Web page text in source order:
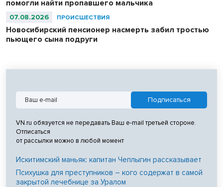
помогли найти пропавшего мальчика
07.08.2026 ПРОИСШЕСТВИЯ
Новосибирский пенсионер насмерть забил тростью
пьющего сына подруги
VN.ru обязуется не передавать Ваш e-mail третьей стороне.
Отписаться
от рассылки можно в любой момент
Искитимский маньяк: капитан Чеплыгин рассказывает
Психушка для преступников – кого содержат в самой
закрытой лечебнице за Уралом